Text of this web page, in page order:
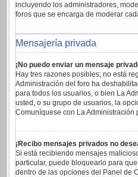
incluyendo los administradores,
foros que se encarga de moderar
Mensajería privada
¡No puedo enviar un mensaje
Hay tres razones posibles; no está
Administración del foro ha
para todos los usuarios, o bien La
usted, o su grupo de usuarios, la
Comuníquese con La Administración
¡Recibo mensajes privados no
Si está recibiendo mensajes
particular, puede bloquearlo para
dentro de las opciones del Panel de